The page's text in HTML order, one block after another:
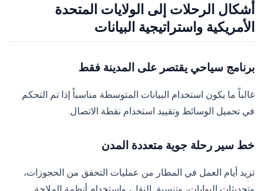
أشكال الرحلات إلى الولايات المتحدة
الأمريكية واستراتيجية البيانات
برنامج سياحي يقتصر على المدينة فقط
غالباً ما يكون استخدام البيانات المتوسطة مناسباً إذا تم التحكم
في تحميل الوسائط وتقييد استخدام نقطة الاتصال.
خط سير رحلة جوية متعددة المدن
تزيد أيام العمل في المطار من عمليات التحقق من الحجوزات،